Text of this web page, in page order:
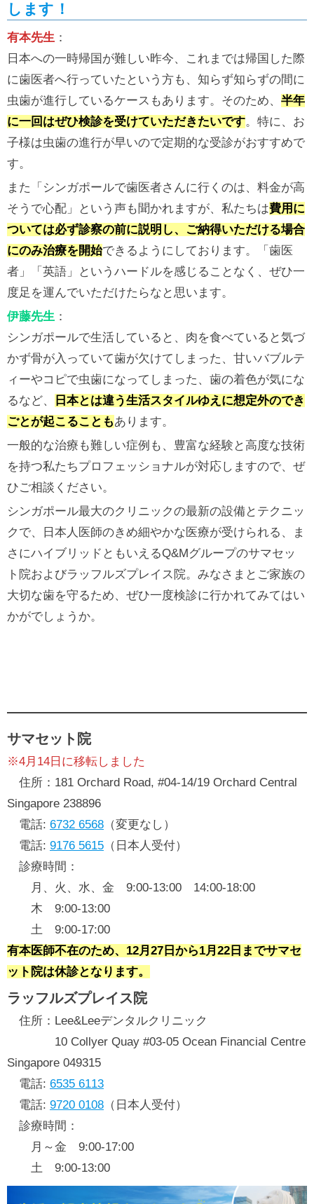
します！
有本先生 ：
日本への一時帰国が難しい昨今、これまでは帰国した際
に歯医者へ行っていたという方も、知らず知らずの間に
虫歯が進行しているケースもあります。そのため、 半年
に一回はぜひ検診を受けていただきたいです。特に、お
子様は虫歯の進行が早いので定期的な受診がおすすめで
す。
また「シンガポールで歯医者さんに行くのは、料金が高
そうで心配」という声も聞かれますが、私たちは費用に
ついては必ず診察の前に説明し、ご納得いただける場合
にのみ治療を開始できるようにしております。「歯医
者」「英語」というハードルを感じることなく、ぜひ一
度足を運んでいただけたらなと思います。
伊藤先生 ：
シンガポールで生活していると、肉を食べていると気づ
かず骨が入っていて歯が欠けてしまった、甘いバブルテ
ィーやコピで虫歯になってしまった、歯の着色が気にな
るなど、
日本とは違う生活スタイルゆえに想定外のでき
ごとが起こることもあります。
一般的な治療も難しい症例も、豊富な経験と高度な技術
を持つ私たちプロフェッショナルが対応しますので、ぜ
ひご相談ください。
シンガポール最大のクリニックの最新の設備とテクニッ
クで、日本人医師のきめ細やかな医療が受けられる、ま
さにハイブリッドともいえるQ&Mグループのサマセッ
ト院およびラッフルズプレイス院。みなさまとご家族の
大切な歯を守るため、ぜひ一度検診に行かれてみてはい
かがでしょうか。
サマセット院
※4月14日に移転しました
住所：181 Orchard Road, #04-14/19 Orchard Central
Singapore 238896
電話: 6732 6568 （変更なし）
電話: 9176 5615 （日本人受付）
診療時間：
月、火、水、金 9:00-13:00 14:00-18:00
木 9:00-13:00
土 9:00-17:00
有本医師不在のため、12月27日から1月22日までサマセ
ット院は休診となります。
ラッフルズプレイス院
住所：Lee&Leeデンタルクリニック
10 Collyer Quay #03-05 Ocean Financial Centre
Singapore 049315
電話: 6535 6113
電話: 9720 0108 （日本人受付）
診療時間：
月～金 9:00-17:00
土 9:00-13:00